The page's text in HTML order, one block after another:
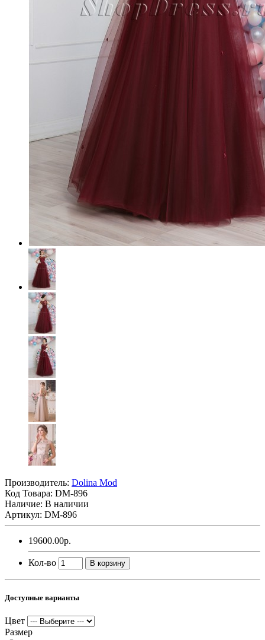
Производитель: Dolina Mod
Код Товара: DM-896
Наличие: В наличии
Артикул: DM-896
19600.00р.
Кол-во В корзину
Доступные варианты
Цвет
Размер